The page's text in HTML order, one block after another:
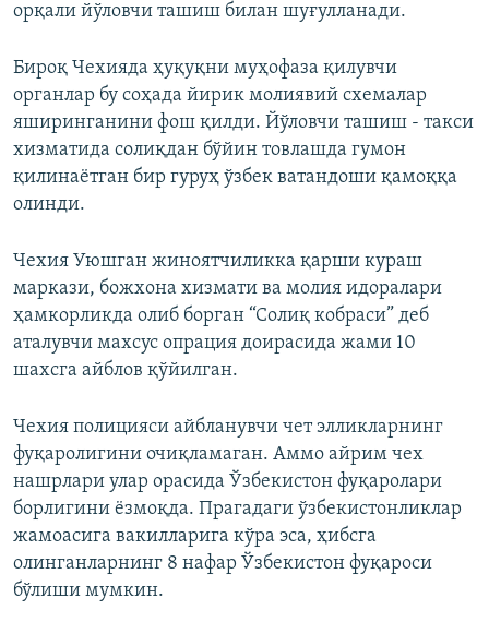
орқали йўловчи ташиш билан шуғулланади.
Бироқ Чехияда ҳуқуқни муҳофаза қилувчи
органлар бу соҳада йирик молиявий схемалар
яширинганини фош қилди. Йўловчи ташиш - такси
хизматида солиқдан бўйин товлашда гумон
қилинаётган бир гуруҳ ўзбек ватандоши қамоққа
олинди.
Чехия Уюшган жиноятчиликка қарши кураш
маркази, божхона хизмати ва молия идоралари
ҳамкорликда олиб борган “Солиқ кобраси” деб
аталувчи махсус опрация доирасида жами 10
шахсга айблов қўйилган.
Чехия полицияси айбланувчи чет элликларнинг
фуқаролигини очиқламаган. Аммо айрим чех
нашрлари улар орасида Ўзбекистон фуқаролари
борлигини ёзмоқда. Прагадаги ўзбекистонликлар
жамоасига вакилларига кўра эса, ҳибсга
олинганларнинг 8 нафар Ўзбекистон фуқароси
бўлиши мумкин.